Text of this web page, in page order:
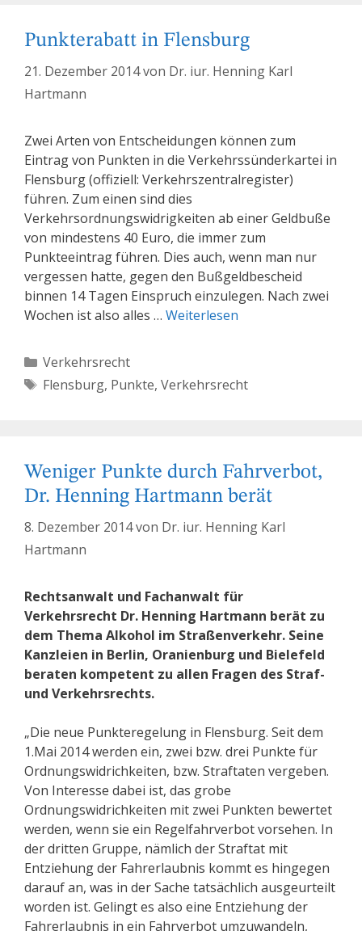
Punkterabatt in Flensburg
21. Dezember 2014von Dr. iur. Henning Karl
Hartmann
Zwei Arten von Entscheidungen können zum
Eintrag von Punkten in die Verkehrssünderkartei in
Flensburg (offiziell: Verkehrszentralregister)
führen. Zum einen sind dies
Verkehrsordnungswidrigkeiten ab einer Geldbuße
von mindestens 40 Euro, die immer zum
Punkteeintrag führen. Dies auch, wenn man nur
vergessen hatte, gegen den Bußgeldbescheid
binnen 14 Tagen Einspruch einzulegen. Nach zwei
Wochen ist also alles … Weiterlesen
Kategorien
Verkehrsrecht
Schlagwörter
Flensburg, Punkte, Verkehrsrecht
Weniger Punkte durch Fahrverbot,
Dr. Henning Hartmann berät
8. Dezember 2014von Dr. iur. Henning Karl
Hartmann
Rechtsanwalt und Fachanwalt für
Verkehrsrecht Dr. Henning Hartmann berät zu
dem Thema Alkohol im Straßenverkehr. Seine
Kanzleien in Berlin, Oranienburg und Bielefeld
beraten kompetent zu allen Fragen des Straf-
und Verkehrsrechts.
„Die neue Punkteregelung in Flensburg. Seit dem
1.Mai 2014 werden ein, zwei bzw. drei Punkte für
Ordnungswidrichkeiten, bzw. Straftaten vergeben.
Von Interesse dabei ist, das grobe
Ordnungswidrichkeiten mit zwei Punkten bewertet
werden, wenn sie ein Regelfahrverbot vorsehen. In
der dritten Gruppe, nämlich der Straftat mit
Entziehung der Fahrerlaubnis kommt es hingegen
darauf an, was in der Sache tatsächlich ausgeurteilt
worden ist. Gelingt es also eine Entziehung der
Fahrerlaubnis in ein Fahrverbot umzuwandeln,